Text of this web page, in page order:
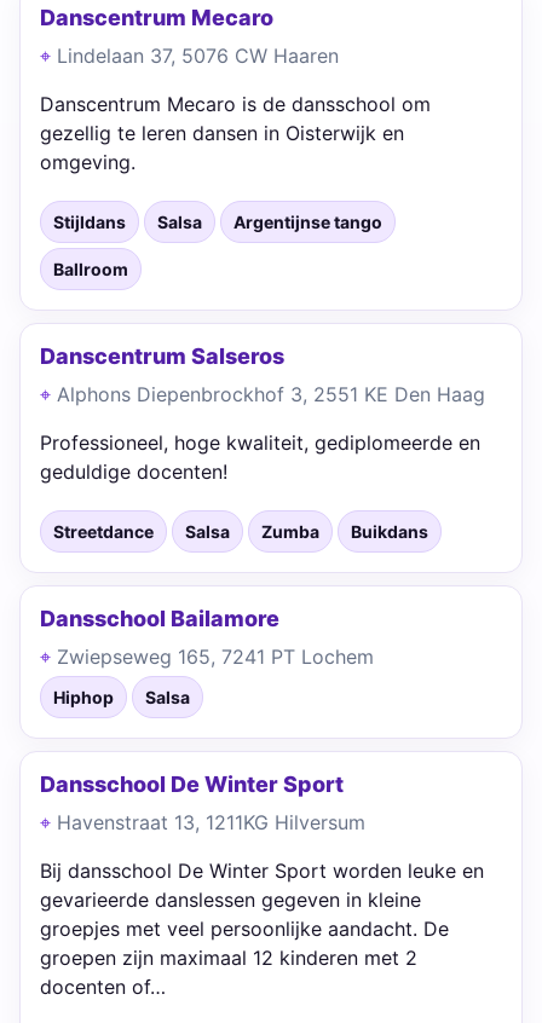
Danscentrum Mecaro
Lindelaan 37, 5076 CW Haaren
Danscentrum Mecaro is de dansschool om
gezellig te leren dansen in Oisterwijk en
omgeving.
Stijldans Salsa Argentijnse tango
Ballroom
Danscentrum Salseros
Alphons Diepenbrockhof 3, 2551 KE Den Haag
Professioneel, hoge kwaliteit, gediplomeerde en
geduldige docenten!
Streetdance Salsa Zumba Buikdans
Dansschool Bailamore
Zwiepseweg 165, 7241 PT Lochem
Hiphop Salsa
Dansschool De Winter Sport
Havenstraat 13, 1211KG Hilversum
Bij dansschool De Winter Sport worden leuke en
gevarieerde danslessen gegeven in kleine
groepjes met veel persoonlijke aandacht. De
groepen zijn maximaal 12 kinderen met 2
docenten of…